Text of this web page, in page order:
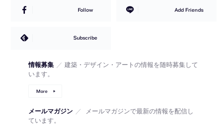
Follow Add Friends
Subscribe
情報募集 ／ 建築・デザイン・アートの情報を随時募集して
います。
More
メールマガジン ／
メールマガジンで最新の情報を配信し
ています。